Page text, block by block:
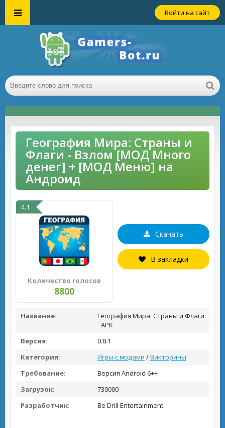
Войти на сайт
География Мира: Страны и
Флаги - Взлом [МОД Много
денег] + [МОД Меню] на
Андроид
4.1
Количество голосов
8800
Скачать
В закладки
Название:
География Мира: Страны и Флаги
APK
Версия:
0.8.1
Категория:
Игры с модами /Викторины
Требование:
Версия Android 6++
Загрузок:
730000
Разработчик:
Be Drill Entertainment